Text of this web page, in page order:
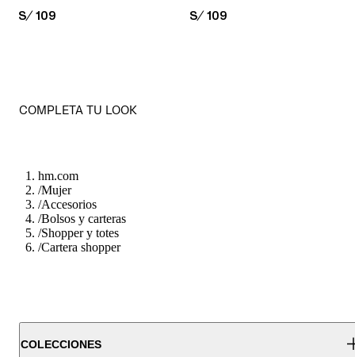
PRICE:
S/ 109 PRICE:
S/ 109
COMPLETA TU LOOK
hm.com
/Mujer
/Accesorios
/Bolsos y carteras
/Shopper y totes
/Cartera shopper
COLECCIONES